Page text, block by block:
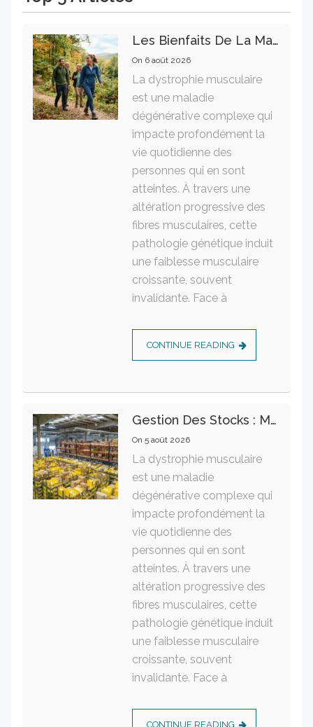
Les Bienfaits De La Marche Sur La Santé Physique Et Mentale
On 6 août 2026
La dystrophie musculaire
est une maladie
dégénérative complexe qui
impacte profondément la
vie quotidienne des
personnes qui en sont
atteintes. À travers une
altération progressive des
fibres musculaires, cette
pathologie génétique induit
une faiblesse musculaire
croissante, souvent
invalidante. Face à
CONTINUE READING
Gestion Des Stocks : Meilleures Pratiques Intralogistiques
On 5 août 2026
La dystrophie musculaire
est une maladie
dégénérative complexe qui
impacte profondément la
vie quotidienne des
personnes qui en sont
atteintes. À travers une
altération progressive des
fibres musculaires, cette
pathologie génétique induit
une faiblesse musculaire
croissante, souvent
invalidante. Face à
CONTINUE READING